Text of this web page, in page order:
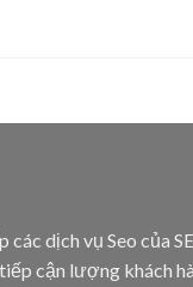
các dịch vụ Seo của
cận lượng khách